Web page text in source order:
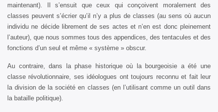
maintenant). Il s’ensuit que ceux qui conçoivent moralement des
classes peuvent s’écrier qu’il n’y a plus de classes (au sens où aucun
individu ne décide librement de ses actes et n’en est donc pleinement
l’auteur), que nous sommes tous des appendices, des tentacules et des
fonctions d’un seul et même « système » obscur.
Au contraire, dans la phase historique où la bourgeoisie a été une
classe révolutionnaire, ses idéologues ont toujours reconnu et fait leur
la division de la société en classes (en l’utilisant comme un outil dans
la bataille politique).